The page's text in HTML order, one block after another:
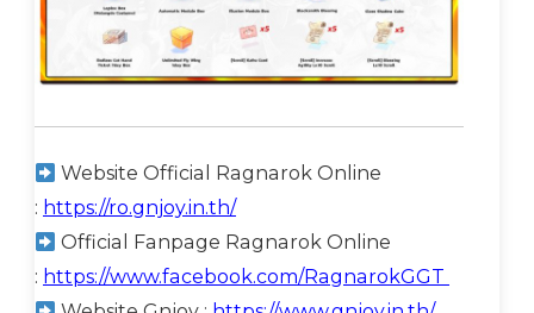
Website Official Ragnarok Online
: https://ro.gnjoy.in.th/
Official Fanpage Ragnarok Online
: https://www.facebook.com/RagnarokGGT